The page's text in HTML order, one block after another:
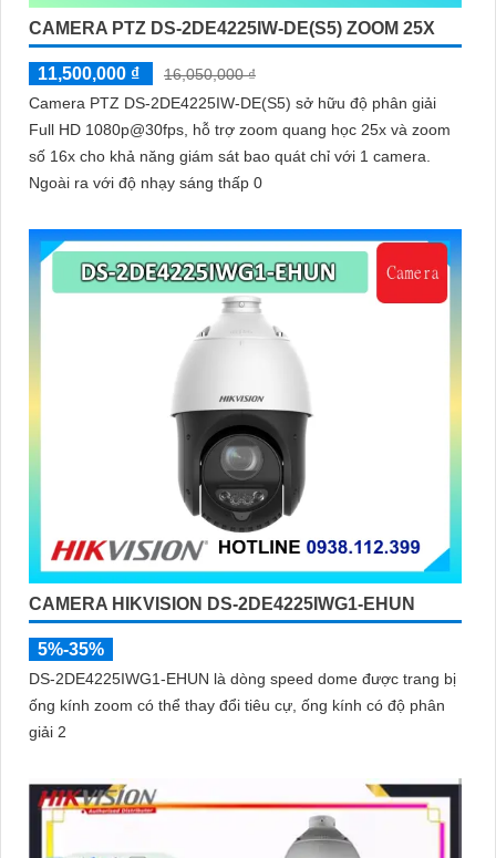
CAMERA PTZ DS-2DE4225IW-DE(S5) ZOOM 25X
11,500,000 ₫
16,050,000 ₫
Camera PTZ DS-2DE4225IW-DE(S5) sở hữu độ phân giải
Full HD 1080p@30fps, hỗ trợ zoom quang học 25x và zoom
số 16x cho khả năng giám sát bao quát chỉ với 1 camera.
Ngoài ra với độ nhạy sáng thấp 0
CAMERA HIKVISION DS-2DE4225IWG1-EHUN
5%-35%
DS-2DE4225IWG1-EHUN là dòng speed dome được trang bị
ống kính zoom có thể thay đổi tiêu cự, ống kính có độ phân
giải 2